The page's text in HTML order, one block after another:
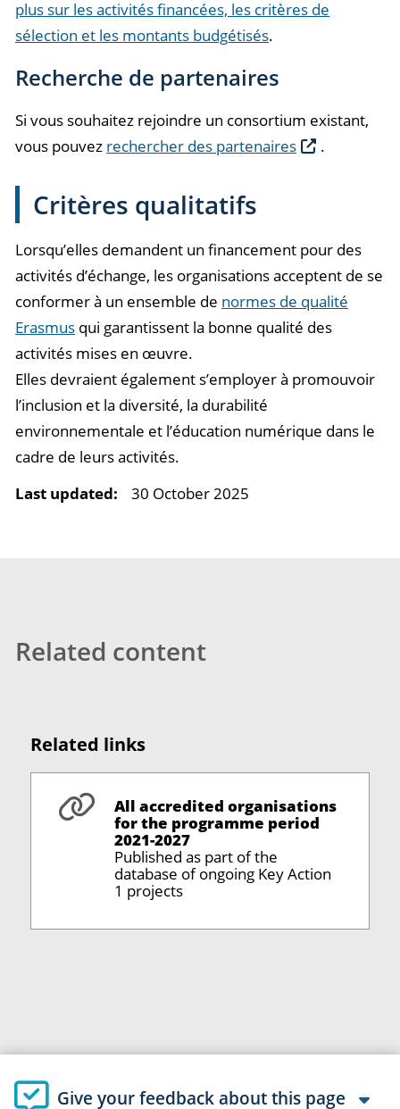
plus sur les activités financées, les critères de
sélection et les montants budgétisés.
Recherche de partenaires
Si vous souhaitez rejoindre un consortium existant,
vous pouvez rechercher des partenaires .
Critères qualitatifs
Lorsqu’elles demandent un financement pour des
activités d’échange, les organisations acceptent de se
conformer à un ensemble de normes de qualité
Erasmus qui garantissent la bonne qualité des
activités mises en œuvre.
Elles devraient également s’employer à promouvoir
l’inclusion et la diversité, la durabilité
environnementale et l’éducation numérique dans le
cadre de leurs activités.
Last updated:
30 October 2025
Related content
Related links
All accredited organisations
for the programme period
2021-2027
Published as part of the
database of ongoing Key Action
1 projects
Give your feedback about this page